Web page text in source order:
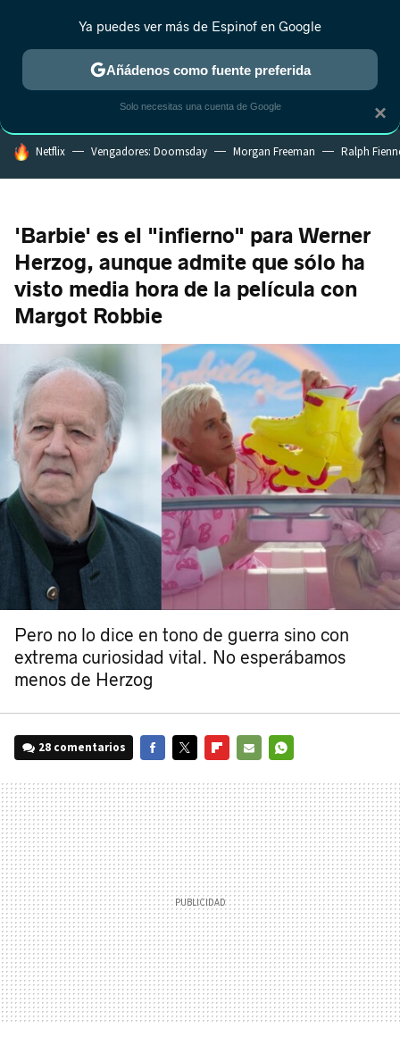
MENÚ NUEVO
ESTRENOS REALITY ANIME RANKINGS CINE
HOY SE HABLA DE
Netflix Vengadores: Doomsday Morgan Freeman Ralph
'Barbie' es el "infierno" para Werner
Herzog, aunque admite que sólo ha
visto media hora de la película con
Margot Robbie
Pero no lo dice en tono de guerra sino con
extrema curiosidad vital. No esperábamos
menos de Herzog
28 comentarios
MAIL
×
Ya puedes ver más de Espinof en Google
Añádenos como fuente preferida
Solo necesitas una cuenta de Google